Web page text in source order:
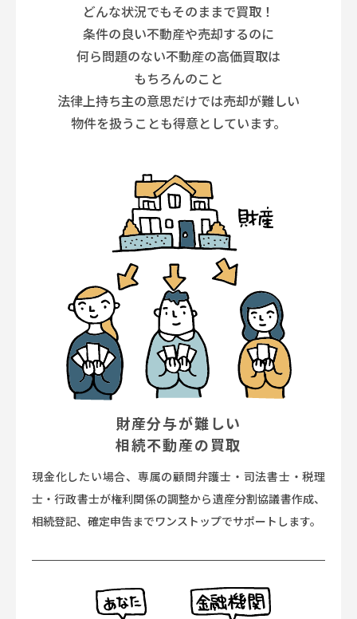
どんな状況でもそのままで買取！
条件の良い不動産や売却するのに
何ら問題のない不動産の高価買取は
もちろんのこと
法律上持ち主の意思だけでは売却が難しい
物件を扱うことも得意としています。
財産分与が難しい
相続不動産の買取
現金化したい場合、専属の顧問弁護士・司法書士・税理
士・行政書士が権利関係の調整から遺産分割協議書作成、
相続登記、確定申告までワンストップでサポートします。